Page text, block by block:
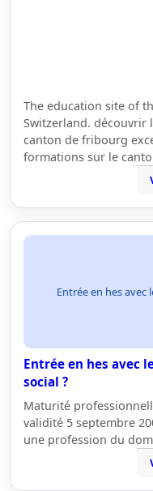
The education site of
Switzerland. découvrir
canton de fribourg
formations sur le
Entrée en hes avec
Entrée en hes avec
social ?
Maturité
validité 5 septembre
une profession du